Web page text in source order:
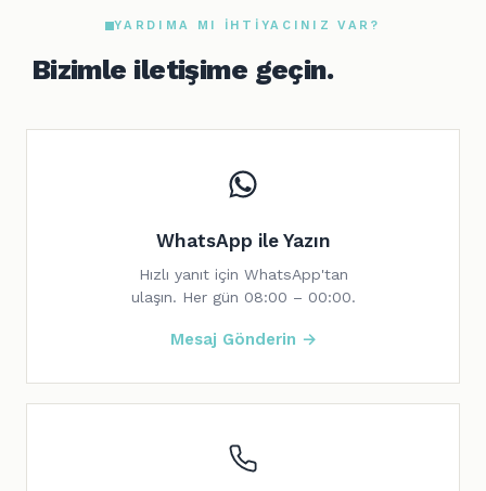
YARDIMA MI IHTIYACINIZ VAR?
Bizimle iletişime geçin.
WhatsApp ile Yazın
Hızlı yanıt için WhatsApp'tan
ulaşın. Her gün 08:00 – 00:00.
Mesaj Gönderin →